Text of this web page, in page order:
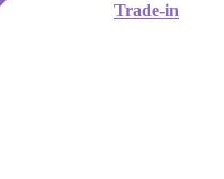
Trade-in